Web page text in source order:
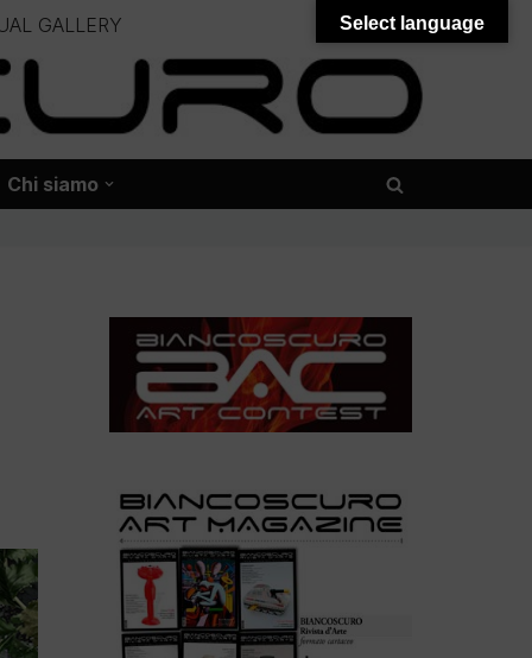
GALLERY
–
– – – – – – – – – – – – – – –
Chi siamo
Select language